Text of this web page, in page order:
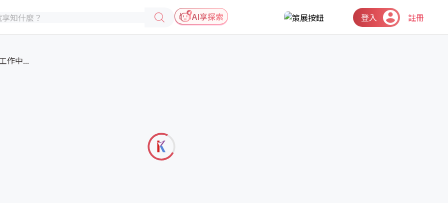
AI享探索 登入 註冊
作中...